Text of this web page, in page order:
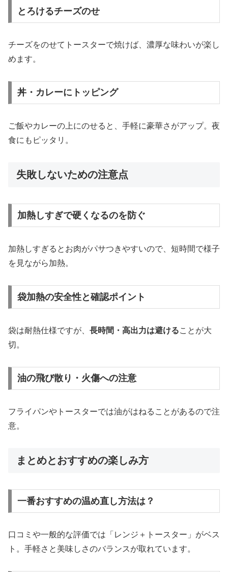
とろけるチーズのせ
チーズをのせてトースターで焼けば、濃厚な味わいが楽し
めます。
丼・カレーにトッピング
ご飯やカレーの上にのせると、手軽に豪華さがアップ。夜
食にもピッタリ。
失敗しないための注意点
加熱しすぎで硬くなるのを防ぐ
加熱しすぎるとお肉がパサつきやすいので、短時間で様子
を見ながら加熱。
袋加熱の安全性と確認ポイント
袋は耐熱仕様ですが、 長時間・高出力は避けることが大
切。
油の飛び散り・火傷への注意
フライパンやトースターでは油がはねることがあるので注
意。
まとめとおすすめの楽しみ方
一番おすすめの温め直し方法は？
口コミや一般的な評価では「レンジ＋トースター」がベス
ト。手軽さと美味しさのバランスが取れています。